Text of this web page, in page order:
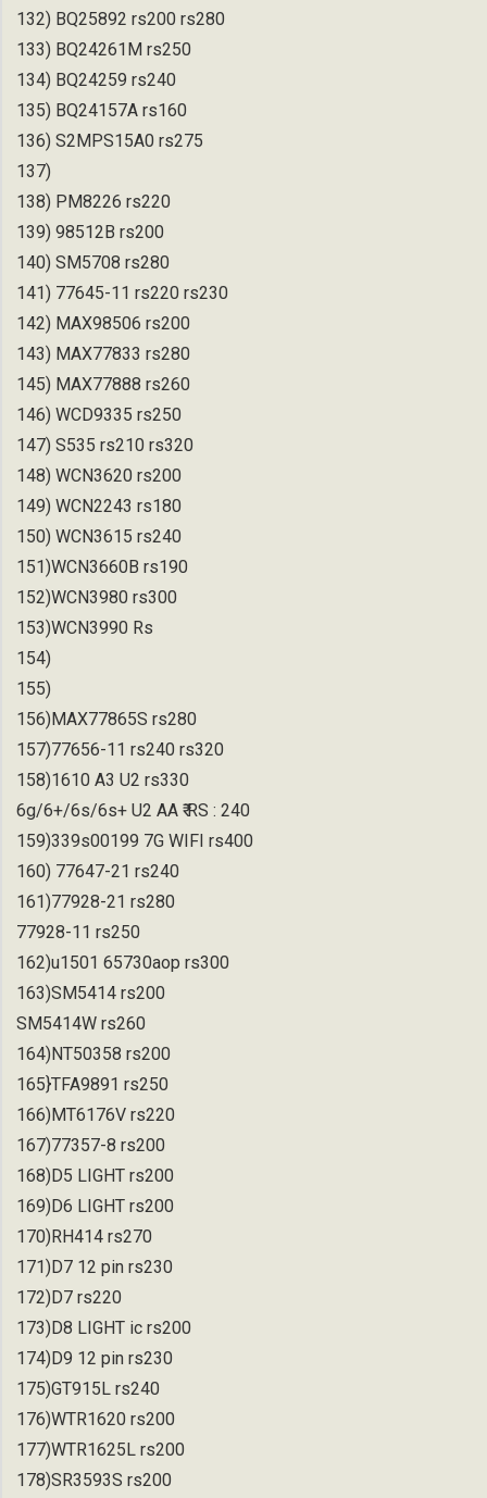
132) BQ25892 rs200 rs280
133) BQ24261M rs250
134) BQ24259 rs240
135) BQ24157A rs160
136) S2MPS15A0 rs275
137)
138) PM8226 rs220
139) 98512B rs200
140) SM5708 rs280
141) 77645-11 rs220 rs230
142) MAX98506 rs200
143) MAX77833 rs280
145) MAX77888 rs260
146) WCD9335 rs250
147) S535 rs210 rs320
148) WCN3620 rs200
149) WCN2243 rs180
150) WCN3615 rs240
151)WCN3660B rs190
152)WCN3980 rs300
153)WCN3990 Rs
154)
155)
156)MAX77865S rs280
157)77656-11 rs240 rs320
158)1610 A3 U2 rs330
6g/6+/6s/6s+ U2 AA ₹ RS : 240
159)339s00199 7G WIFI rs400
160) 77647-21 rs240
161)77928-21 rs280
77928-11 rs250
162)u1501 65730aop rs300
163)SM5414 rs200
SM5414W rs260
164)NT50358 rs200
165}TFA9891 rs250
166)MT6176V rs220
167)77357-8 rs200
168)D5 LIGHT rs200
169)D6 LIGHT rs200
170)RH414 rs270
171)D7 12 pin rs230
172)D7 rs220
173)D8 LIGHT ic rs200
174)D9 12 pin rs230
175)GT915L rs240
176)WTR1620 rs200
177)WTR1625L rs200
178)SR3593S rs200